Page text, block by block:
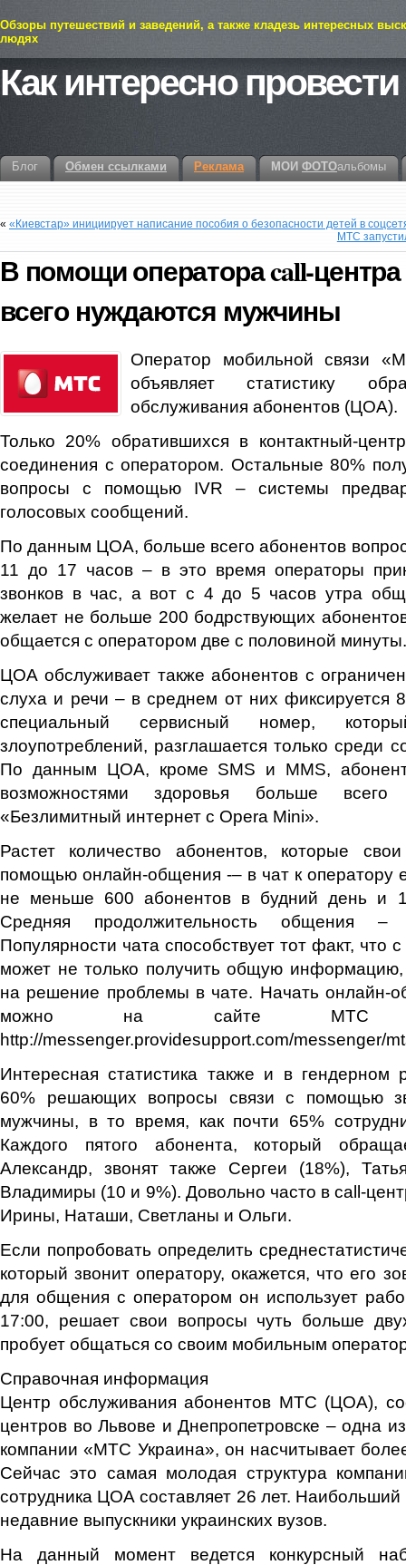
Обзоры путешествий и заведений, а также кладезь интересных
людях
Как интересно
Блог Обмен ссылками Реклама МОИ ФОТОальбомы
« «Киевстар» инициирует написание пособия о безопасности детей в
МТС
В помощи оператора call-
всего нуждаются мужчины
Оператор мобильной связи
объявляет статистику
обслуживания абонентов (ЦОА).
Только 20% обратившихся в контактный-
соединения с оператором. Остальные 80%
вопросы с помощью IVR – системы
голосовых сообщений.
По данным ЦОА, больше всего абонентов
11 до 17 часов – в это время операторы
звонков в час, а вот с 4 до 5 часов утра
желает не больше 200 бодрствующих
общается с оператором две с половиной минуты.
ЦОА обслуживает также абонентов с
слуха и речи – в среднем от них фиксируется
специальный сервисный номер,
злоупотреблений, разглашается только среди
По данным ЦОА, кроме SMS и MMS,
возможностями здоровья больше всего
«Безлимитный интернет с Opera Mini».
Растет количество абонентов, которые
помощью онлайн-общения -– в чат к оператору
не меньше 600 абонентов в будний день и
Средняя продолжительность общения –
Популярности чата способствует тот факт, что
может не только получить общую информацию,
на решение проблемы в чате. Начать онлайн-
можно на сайте МТС
http://messenger.providesupport.com/messenger/
Интересная статистика также и в гендерном
60% решающих вопросы связи с помощью
мужчины, в то время, как почти 65%
Каждого пятого абонента, который
Александр, звонят также Сергеи (18%),
Владимиры (10 и 9%). Довольно часто в call-
Ирины, Наташи, Светланы и Ольги.
Если попробовать определить
который звонит оператору, окажется, что его
для общения с оператором он использует
17:00, решает свои вопросы чуть больше
пробует общаться со своим мобильным
Справочная информация
Центр обслуживания абонентов МТС (ЦОА),
центров во Львове и Днепропетровске – одна
компании «МТС Украина», он насчитывает
Сейчас это самая молодая структура
сотрудника ЦОА составляет 26 лет. Наибольший
недавние выпускники украинских вузов.
На данный момент ведется конкурсный